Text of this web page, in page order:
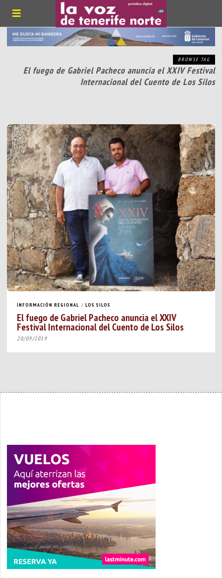
BROWSE TAG
El fuego de Gabriel Pacheco anuncia el XXIV Festival
Internacional del Cuento de Los Silos
INFORMACIÓN REGIONAL / LOS SILOS
El fuego de Gabriel Pacheco anuncia el XXIV
Festival Internacional del Cuento de Los Silos
20/09/2019